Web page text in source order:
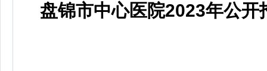
盘锦市中心医院2023年公